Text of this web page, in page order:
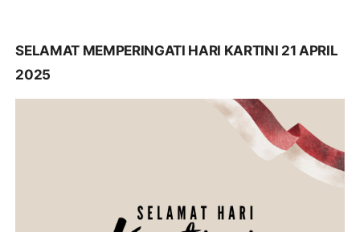
SELAMAT MEMPERINGATI HARI KARTINI 21 APRIL
2025